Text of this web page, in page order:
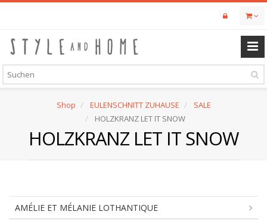
Skip
content
Shop EULENSCHNITT ZUHAUSE
SALE
HOLZKRANZ LET IT SNOW
HOLZKRANZ LET IT SNOW
AMÉLIE ET MÉLANIE LOTHANTIQUE